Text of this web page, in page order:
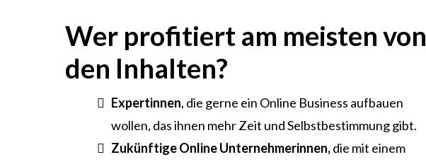
Wer profitiert am meisten von
den Inhalten?
Expertinnen, die gerne ein Online Business aufbauen
wollen, das ihnen mehr Zeit und Selbstbestimmung gibt.
​Zukünftige Online Unternehmerinnen,die mit einem